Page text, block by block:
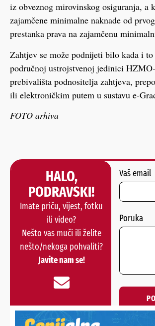
iz obveznog mirovinskog osiguranja, a
zajamčene minimalne naknade od
prestanka prava na zajamčenu
Zahtjev se može podnijeti bilo kada i to
područnoj ustrojstvenoj jedinici
prebivališta podnositelja zahtjeva,
ili elektroničkim putem u sustavu e-
FOTO arhiva
HALO,
PODRAVSKI!
Imate priču, vijest, fotku
ili video?
Nešto vas muči ili želite
nešto/nekoga pohvaliti?
Javite nam se!
Vaš email
Poruka
Alternative: